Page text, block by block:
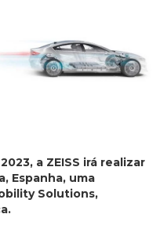
a ZEISS irá realizar
Espanha, uma
Solutions,